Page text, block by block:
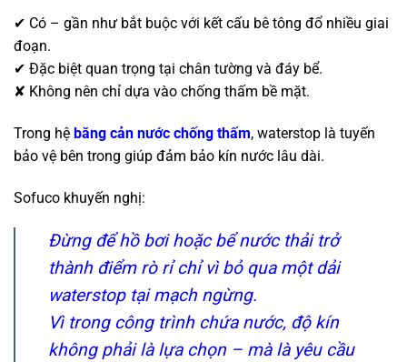
✔ Có – gần như bắt buộc với kết cấu bê tông đổ nhiều giai
đoạn.
✔ Đặc biệt quan trọng tại chân tường và đáy bể.
✘ Không nên chỉ dựa vào chống thấm bề mặt.
Trong hệ băng cản nước chống thấm, waterstop là tuyến
bảo vệ bên trong giúp đảm bảo kín nước lâu dài.
Sofuco khuyến nghị:
Đừng để hồ bơi hoặc bể nước thải trở
thành điểm rò rỉ chỉ vì bỏ qua một dải
waterstop tại mạch ngừng.
Vì trong công trình chứa nước, độ kín
không phải là lựa chọn – mà là yêu cầu